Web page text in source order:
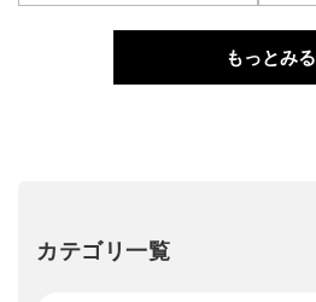
もっとみる
カテゴリ一覧